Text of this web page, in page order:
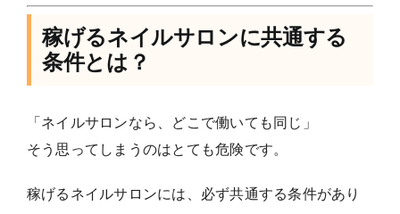
稼げるネイルサロンに共通する
条件とは？
「ネイルサロンなら、どこで働いても同じ」
そう思ってしまうのはとても危険です。
稼げるネイルサロンには、必ず共通する条件があり